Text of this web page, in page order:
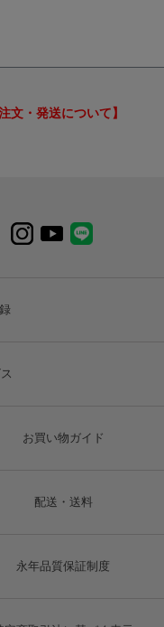
文・発送について】
お買い物ガイド
配送・送料
永年品質保証制度